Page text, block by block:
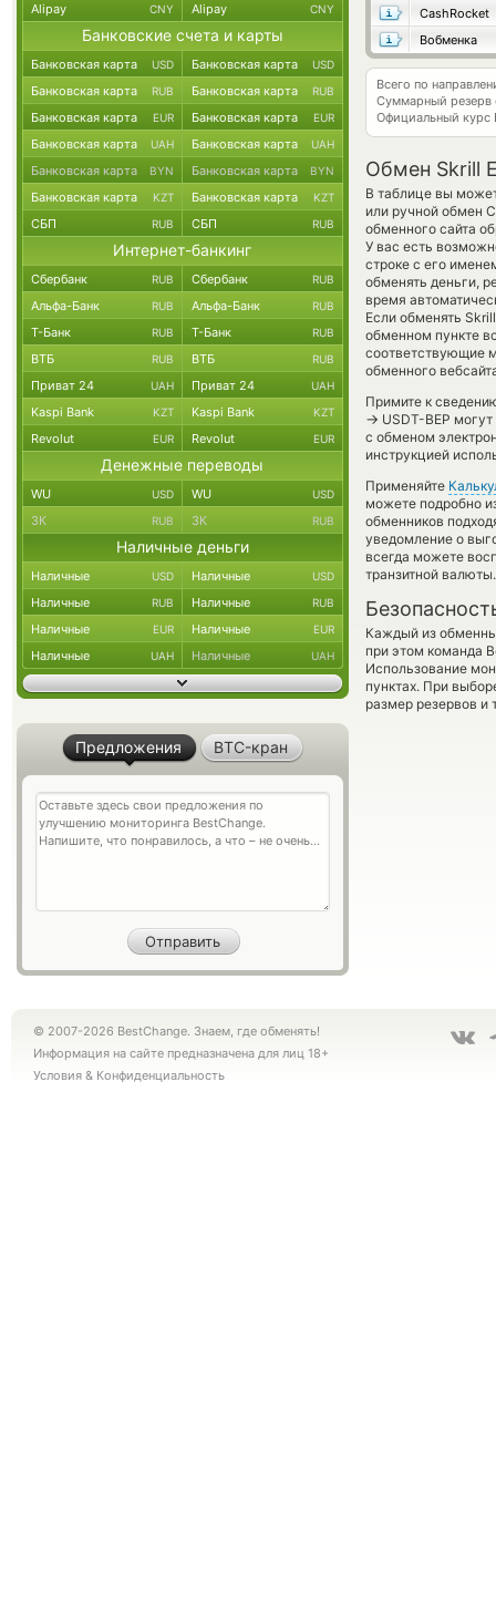
CashRocket
Вобменка
Всего по
Суммарный резерв
Официальный курс
Обмен Skrill
В таблице вы
или ручной обмен
обменного сайта
У вас есть
строке с его
обменять деньги,
время
Если обменять
обменном пункте
соответствующие
обменного
Примите к
→ USDT-BEP
с обменом
инструкцией
Применяйте
можете подробно
обменников
уведомление о
всегда можете
транзитной валюты.
Каждый из
при этом команда
Использование
пунктах. При
размер резервов и
Alipay CNY Alipay CNY
Банковские счета и карты
Банковская карта USD Банковская карта USD
Банковская карта RUB Банковская карта RUB
Банковская карта EUR Банковская карта EUR
Банковская карта UAH Банковская карта UAH
Банковская карта BYN Банковская карта BYN
Банковская карта KZT Банковская карта KZT
СБП RUB СБП RUB
Интернет-банкинг
Сбербанк RUB Сбербанк RUB
Альфа-Банк RUB Альфа-Банк RUB
Т-Банк RUB Т-Банк RUB
ВТБ RUB ВТБ RUB
Приват 24 UAH Приват 24 UAH
Kaspi Bank KZT Kaspi Bank KZT
Revolut EUR Revolut EUR
Денежные переводы
WU USD WU USD
ЗК RUB ЗК RUB
Наличные деньги
Наличные USD Наличные USD
Наличные RUB Наличные RUB
Наличные EUR Наличные EUR
Наличные UAH Наличные UAH
Предложения BTC-кран
© 2007-2026 BestChange. Знаем, где обменять!
Информация на сайте предназначена для лиц 18+
Условия & Конфиденциальность